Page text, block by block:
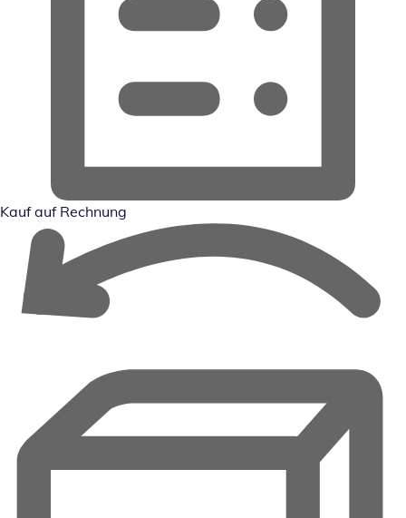
Kauf auf Rechnung